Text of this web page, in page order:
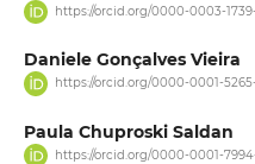
https://orcid.org/0000-0003-
Daniele Gonçalves Vieira
https://orcid.org/0000-0001-
Paula Chuproski Saldan
https://orcid.org/0000-0001-